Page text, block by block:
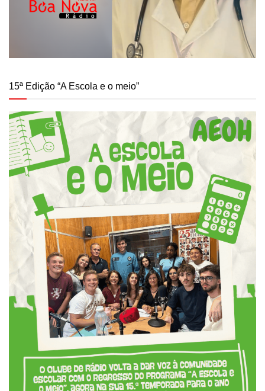
15ª Edição “A Escola e o meio”